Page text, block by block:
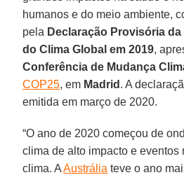
humanos e do meio ambiente,
pela Declaração Provisória da
do Clima Global em 2019,
Conferência de Mudança
COP25, em Madrid . A
emitida em março de 2020.
“O ano de 2020 começou de
clima de alto impacto e eventos
clima. AAustrália teve o ano